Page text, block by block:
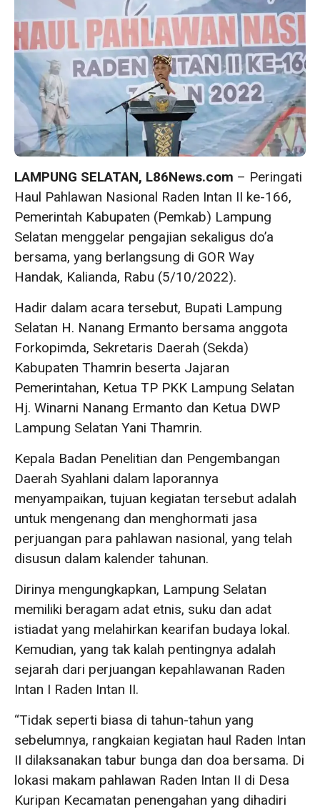
LAMPUNG SELATAN, L86News.com – Peringati
Haul Pahlawan Nasional Raden Intan II ke-166,
Pemerintah Kabupaten (Pemkab) Lampung
Selatan menggelar pengajian sekaligus do’a
bersama, yang berlangsung di GOR Way
Handak, Kalianda, Rabu (5/10/2022).
Hadir dalam acara tersebut, Bupati Lampung
Selatan H. Nanang Ermanto bersama anggota
Forkopimda, Sekretaris Daerah (Sekda)
Kabupaten Thamrin beserta Jajaran
Pemerintahan, Ketua TP PKK Lampung Selatan
Hj. Winarni Nanang Ermanto dan Ketua DWP
Lampung Selatan Yani Thamrin.
Kepala Badan Penelitian dan Pengembangan
Daerah Syahlani dalam laporannya
menyampaikan, tujuan kegiatan tersebut adalah
untuk mengenang dan menghormati jasa
perjuangan para pahlawan nasional, yang telah
disusun dalam kalender tahunan.
Dirinya mengungkapkan, Lampung Selatan
memiliki beragam adat etnis, suku dan adat
istiadat yang melahirkan kearifan budaya lokal.
Kemudian, yang tak kalah pentingnya adalah
sejarah dari perjuangan kepahlawanan Raden
Intan I Raden Intan II.
“Tidak seperti biasa di tahun-tahun yang
sebelumnya, rangkaian kegiatan haul Raden Intan
II dilaksanakan tabur bunga dan doa bersama. Di
lokasi makam pahlawan Raden Intan II di Desa
Kuripan Kecamatan penengahan yang dihadiri